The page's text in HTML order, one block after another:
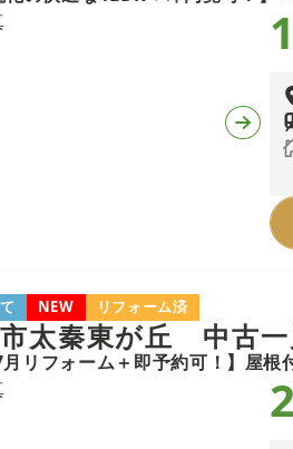
NEW リフォーム済
太秦東が丘 中古一